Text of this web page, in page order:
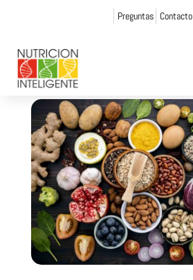
Preguntas Contacto